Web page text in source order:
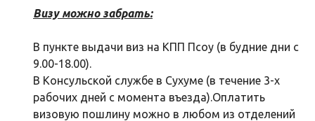
Визу можно забрать:
В пункте выдачи виз на КПП Псоу (в будние дни с
9.00-18.00).
В Консульской службе в Сухуме (в течение 3-х
рабочих дней с момента въезда).Оплатить
визовую пошлину можно в любом из отделений